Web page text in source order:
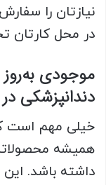
نیازتان را
در محل کارتان
موجودی
دندانپزشکی
خیلی مهم است
همیشه
داشته باشد.